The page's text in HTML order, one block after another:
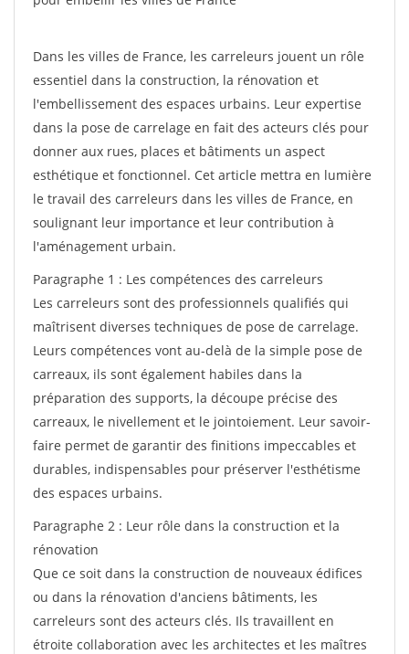
Dans les villes de France, les carreleurs jouent un rôle
essentiel dans la construction, la rénovation et
l'embellissement des espaces urbains. Leur expertise
dans la pose de carrelage en fait des acteurs clés pour
donner aux rues, places et bâtiments un aspect
esthétique et fonctionnel. Cet article mettra en lumière
le travail des carreleurs dans les villes de France, en
soulignant leur importance et leur contribution à
l'aménagement urbain.
Paragraphe 1 : Les compétences des carreleurs
Les carreleurs sont des professionnels qualifiés qui
maîtrisent diverses techniques de pose de carrelage.
Leurs compétences vont au-delà de la simple pose de
carreaux, ils sont également habiles dans la
préparation des supports, la découpe précise des
carreaux, le nivellement et le jointoiement. Leur savoir-
faire permet de garantir des finitions impeccables et
durables, indispensables pour préserver l'esthétisme
des espaces urbains.
Paragraphe 2 : Leur rôle dans la construction et la
rénovation
Que ce soit dans la construction de nouveaux édifices
ou dans la rénovation d'anciens bâtiments, les
carreleurs sont des acteurs clés. Ils travaillent en
étroite collaboration avec les architectes et les maîtres